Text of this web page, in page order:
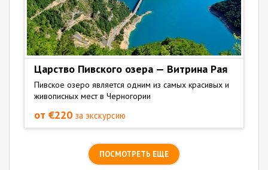
Царство Пивского озера — Витрина Рая
Пивское озеро является одним из самых красивых и
живописных мест в Черногории
от €220 за экскурсию
ПОСМОТРЕТЬ ЕЩЕ